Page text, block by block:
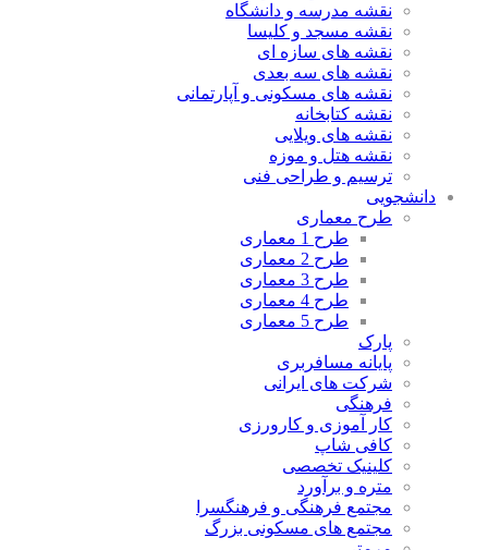
نقشه مدرسه و دانشگاه
نقشه مسجد و کلیسا
نقشه های سازه ای
نقشه های سه بعدی
نقشه های مسکونی و آپارتمانی
نقشه کتابخانه
نقشه های ویلایی
نقشه هتل و موزه
ترسیم و طراحی فنی
طرح معماری
پایانه مسافربری
شرکت های ایرانی
کار آموزی و کارورزی
کافی شاپ
کلینیک تخصصی
متره و برآورد
مجتمع فرهنگی و فرهنگسرا
مجتمع های مسکونی بزرگ